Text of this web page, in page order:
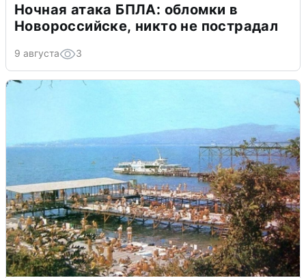
Ночная атака БПЛА: обломки в
Новороссийске, никто не пострадал
9 августа 3